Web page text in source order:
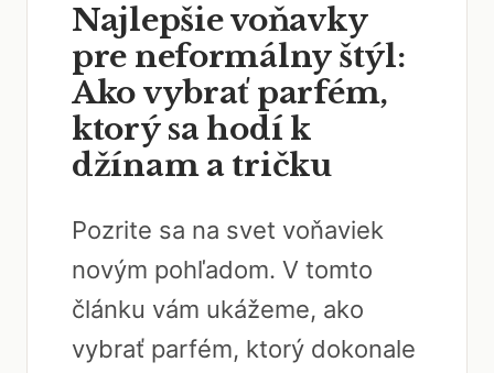
Najlepšie voňavky
pre neformálny štýl:
Ako vybrať parfém,
ktorý sa hodí k
džínam a tričku
Pozrite sa na svet voňaviek
novým pohľadom. V tomto
článku vám ukážeme, ako
vybrať parfém, ktorý dokonale